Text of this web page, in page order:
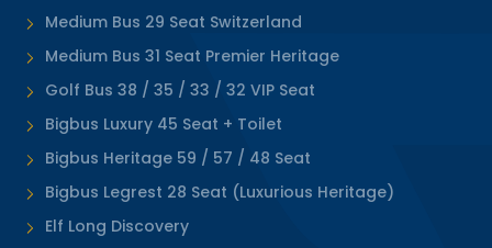
Medium Bus 29 Seat Switzerland
Medium Bus 31 Seat Premier Heritage
Golf Bus 38 / 35 / 33 / 32 VIP Seat
Bigbus Luxury 45 Seat + Toilet
Bigbus Heritage 59 / 57 / 48 Seat
Bigbus Legrest 28 Seat (Luxurious Heritage)
Elf Long Discovery